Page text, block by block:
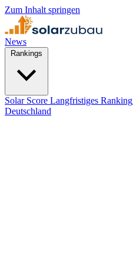
Zum Inhalt springen
News
Solar Score Langfristiges Ranking
Deutschland